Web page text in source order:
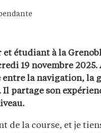
étudiant à la
19 novembre
la navigation, la
partage son
de la course, et je